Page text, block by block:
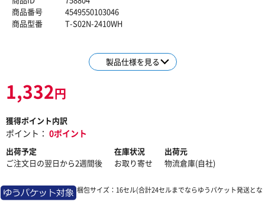
商品番号
4549550103046
商品型番
T-S02N-2410WH
製品仕様を見る
1,332円
獲得ポイント内訳
ポイント： 0ポイント
出荷予定
ご注文日の翌日から2週間後
在庫状況
お取り寄せ
出荷元
物流倉庫(自社)
梱包サイズ：16セル(合計24セルまでならゆうパケット発送とな